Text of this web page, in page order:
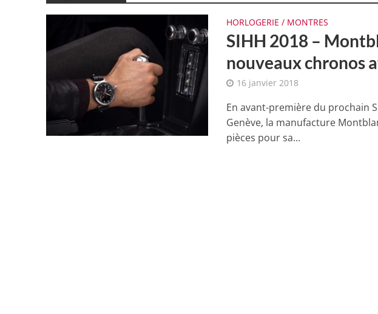
HORLOGERIE / MONTRES
SIHH 2018 –
nouveaux chronos
16 janvier 2018
En avant-première du prochain
Genève, la manufacture
pièces pour sa...